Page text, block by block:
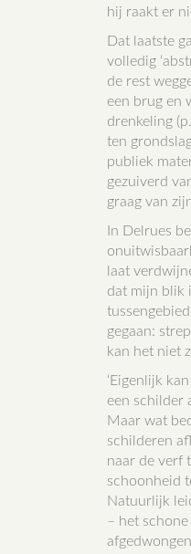
hij raakt er
Dat laatste
volledig
de rest
een brug en
drenkeling
ten
publiek
gezuiverd
graag van
In Delrues
laat
dat mijn blik
gegaan:
kan het niet
‘Eigenlijk
een schilder
Maar wat
schilderen
naar de verf
schoonheid
Natuurlijk
– het